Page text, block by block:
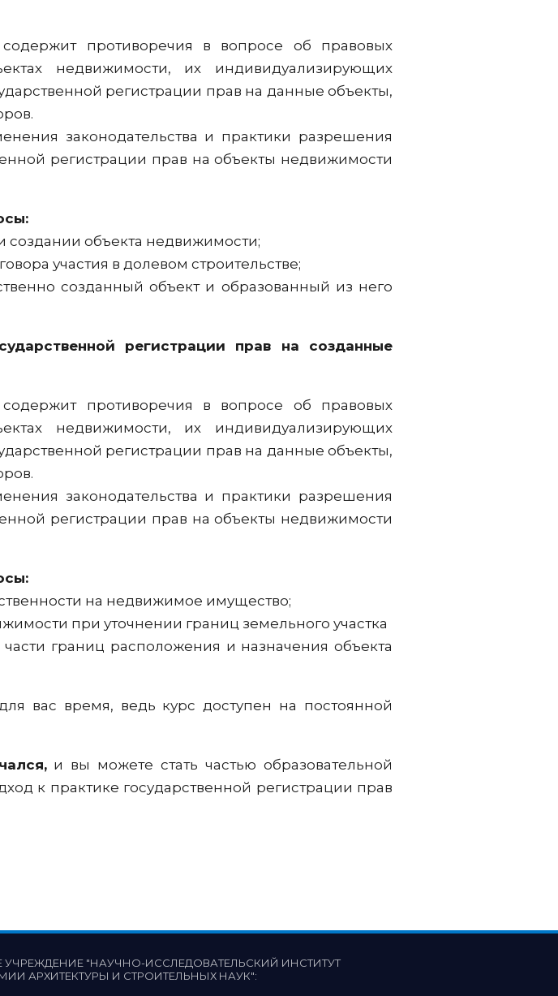
противоречия в вопросе об правовых
недвижимости, их индивидуализирующих
регистрации прав на данные объекты,
законодательства и практики разрешения
регистрации прав на объекты недвижимости
создании объекта недвижимости;
участия в долевом строительстве;
созданный объект и образованный из него
регистрации прав на созданные
противоречия в вопросе об правовых
недвижимости, их индивидуализирующих
регистрации прав на данные объекты,
законодательства и практики разрешения
регистрации прав на объекты недвижимости
на недвижимое имущество;
при уточнении границ земельного участка
границ расположения и назначения объекта
вас время, ведь курс доступен на постоянной
и вы можете стать частью образовательной
к практике государственной регистрации прав
"НАУЧНО-ИССЛЕДОВАТЕЛЬСКИЙ ИНСТИТУТ
АРХИТЕКТУРЫ И СТРОИТЕЛЬНЫХ НАУК":